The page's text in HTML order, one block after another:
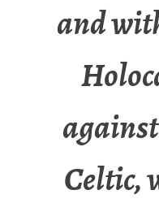
and
Celtic,